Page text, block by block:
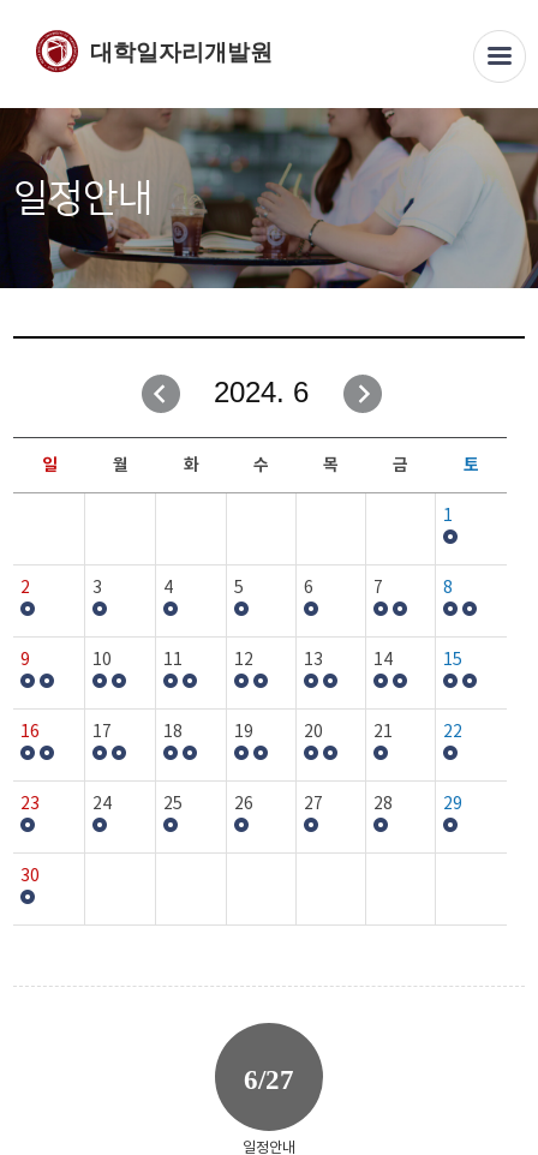
대학일자리개발원
일정안내
2024. 6
일 월 화 수 목 금 토
1
2 3 4 5 6 7 8
9 10 11 12 13 14 15
16 17 18 19 20 21 22
23 24 25 26 27 28 29
30
6/27
일정안내